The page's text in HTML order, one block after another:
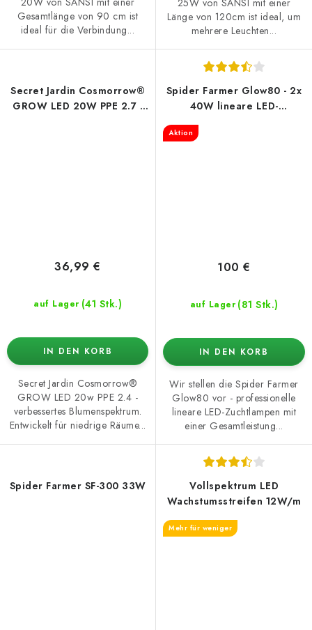
Gesamtlänge von 90 cm ist
ideal für die Verbindung...
25W von SANSI mit einer
Länge von 120cm ist ideal, um
mehrere Leuchten...
Secret Jardin Cosmorrow®
GROW LED 20W PPE 2.7 -
auf Lager (41 Stk.)
36,99 €
IN DEN KORB
Secret Jardin Cosmorrow®
GROW LED 20w PPE 2.4 -
verbessertes Blumenspektrum.
Entwickelt für niedrige Räume...
Spider Farmer Glow80 - 2x
40W lineare LED-
Aktion
auf Lager (81 Stk.)
100 €
IN DEN KORB
Wir stellen die Spider Farmer
Glow80 vor - professionelle
lineare LED-Zuchtlampen mit
einer Gesamtleistung...
Spider Farmer SF-300 33W
Vollspektrum LED
Wachstumsstreifen 12W/m
Mehr für weniger